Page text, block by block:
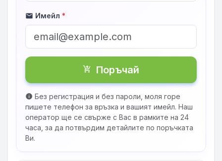
mail Имейл *
shopping_cart_checkout Поръчай
info Без регистрация и без пароли, моля горе
пишете телефон за връзка и вашият имейл. Наш
оператор ще се свърже с Вас в рамките на 24
часа, за да потвърдим детайлите по поръчката
Ви.